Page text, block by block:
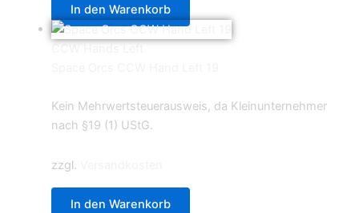
In den Warenkorb
CCW Hands Left
Kein Mehrwertsteuerausweis, da Kleinunternehmer
nach §19 (1) UStG.
zzgl.
In den Warenkorb